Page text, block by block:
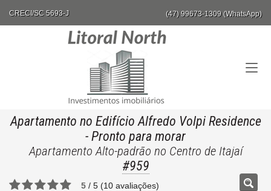
CRECI/SC 5693-J (47) 99673-1309 (WhatsApp)
Apartamento no Edifício Alfredo Volpi Residence
- Pronto para morar
Apartamento Alto-padrão no Centro de Itajaí
#959
5 / 5 (10 avaliações)